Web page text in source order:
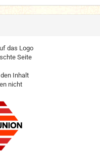
das Logo
Seite
Inhalt
nicht